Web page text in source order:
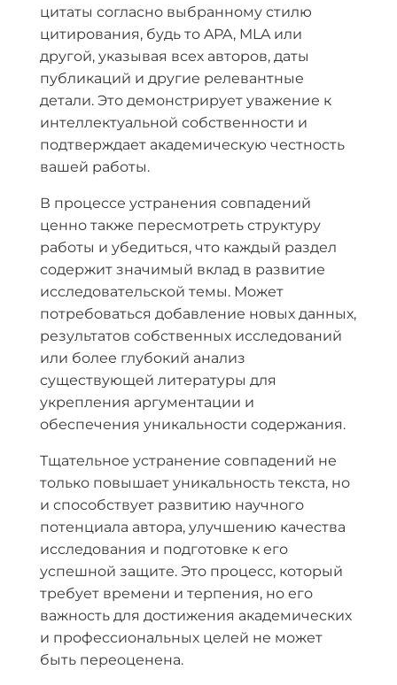
цитаты согласно выбранному стилю
цитирования, будь то APA, MLA или
другой, указывая всех авторов, даты
публикаций и другие релевантные
детали. Это демонстрирует уважение к
интеллектуальной собственности и
подтверждает академическую честность
вашей работы.
В процессе устранения совпадений
ценно также пересмотреть структуру
работы и убедиться, что каждый раздел
содержит значимый вклад в развитие
исследовательской темы. Может
потребоваться добавление новых данных,
результатов собственных исследований
или более глубокий анализ
существующей литературы для
укрепления аргументации и
обеспечения уникальности содержания.
Тщательное устранение совпадений не
только повышает уникальность текста, но
и способствует развитию научного
потенциала автора, улучшению качества
исследования и подготовке к его
успешной защите. Это процесс, который
требует времени и терпения, но его
важность для достижения академических
и профессиональных целей не может
быть переоценена.